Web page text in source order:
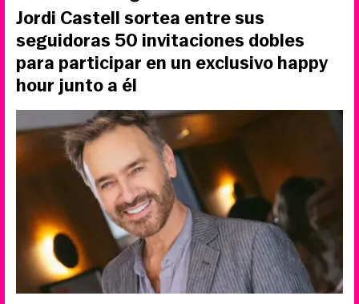
Jordi Castell sortea entre sus
seguidoras 50 invitaciones dobles
para participar en un exclusivo happy
hour junto a él